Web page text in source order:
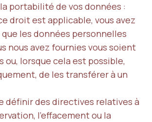
portabilité de vos données :
droit est applicable, vous avez
les données personnelles
nous avez fournies vous soient
ou, lorsque cela est possible,
de les transférer à un
définir des directives relatives à
l’effacement ou la